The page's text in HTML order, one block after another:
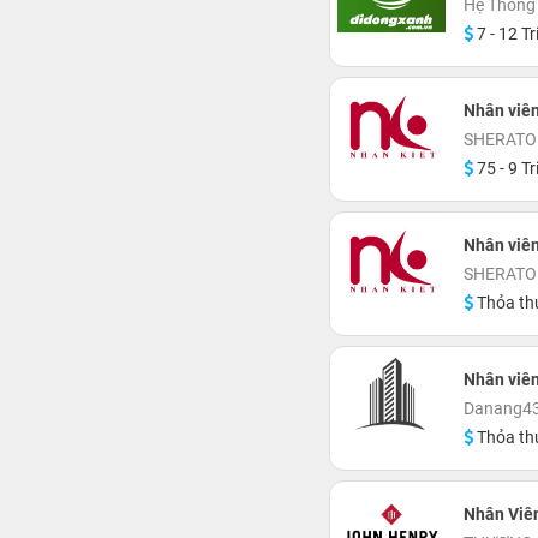
Hệ
7 - 12
Nhân
75 - 9
Nhân
Thỏa
Nhân
Thỏa
Nhân